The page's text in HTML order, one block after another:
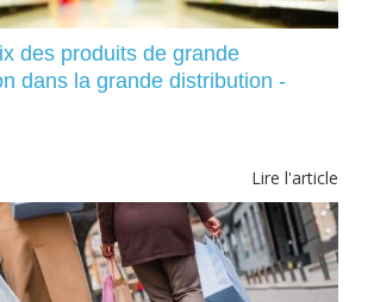
des produits de grande
dans la grande distribution -
Lire l'article